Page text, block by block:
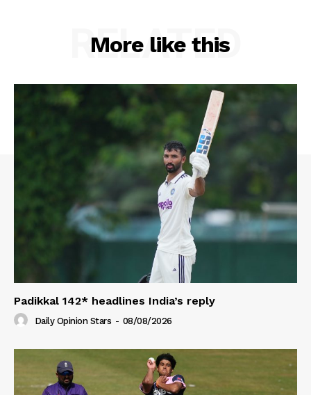
More like this
RELATED
Padikkal 142* headlines India’s reply
Daily Opinion Stars - 08/08/2026